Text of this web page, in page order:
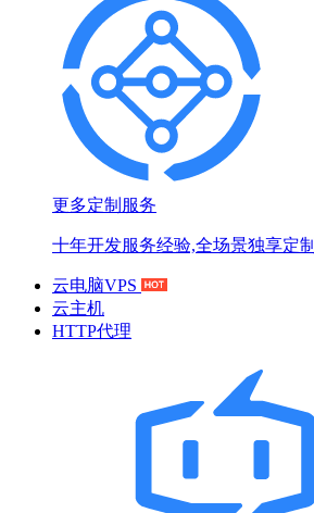
更多定制服务
十年开发服务经验,全场景独享定制
云电脑VPS
云主机
HTTP代理